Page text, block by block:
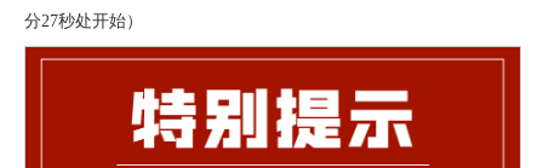
分27秒处开始）